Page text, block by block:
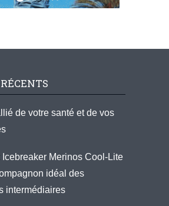
de votre santé et de vos
Icebreaker Merinos Cool-Lite
idéal des
intermédiaires